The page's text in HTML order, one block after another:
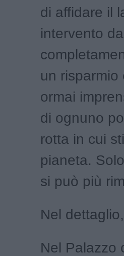
di affidare il
intervento
un
ormai
di ognuno
rotta in cui
pianeta.
si può più
Nel
Nel Palazzo